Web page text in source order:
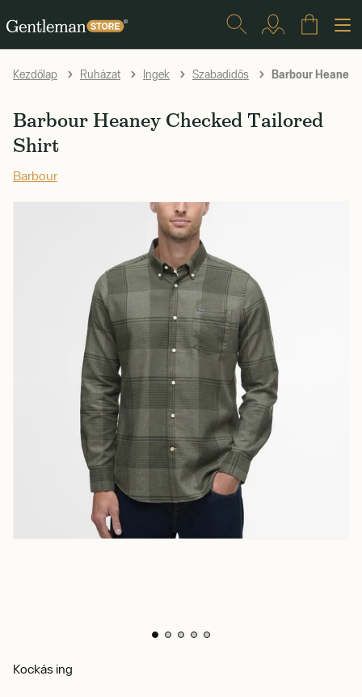
Kezdőlap Ruházat Ingek Szabadidős Barbour Heaney
Barbour Heaney Checked Tailored
Shirt
Barbour
Kockás ing